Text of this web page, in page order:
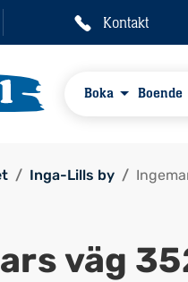
Kontakt
Boka Boende
Inga-Lills by
väg